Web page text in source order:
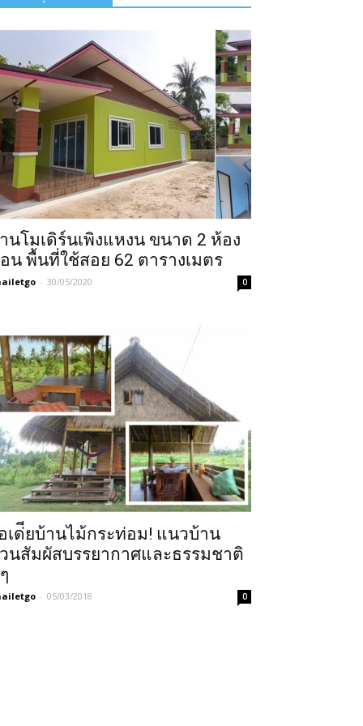
นโมเดิร์นเพิงแหงน ขนาด 2 ห้อง
น พื้นที่ใช้สอย 62 ตารางเมตร
- 30/05/2020 0
เด่ียบ้านไม้กระท่อม! แนวบ้าน
นสัมผัสบรรยากาศและธรรมชาติ
- 05/03/2018 0